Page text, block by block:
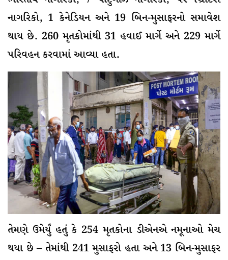
નાગરિકો, 1 કેનેડિયન અને 19 બિન-મુસાફરનો સમાવેશ
થાય છે. 260 મૃતકોમાંથી 31 હવાઈ માર્ગે અને 229 માર્ગે
પરિવહન કરવામાં આવ્યા હતા.
તેમણે ઉમેર્યું હતું કે 254 મૃતકોના ડીએનએ નમૂનાઓ મેચ
થયા છે – તેમાંથી 241 મુસાફરો હતા અને 13 બિન-મુસાફર